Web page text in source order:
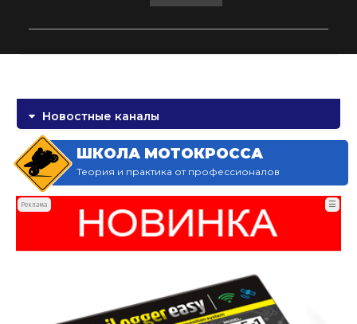
Новостные каналы
ШКОЛА МОТОКРОССА
Теория и практика от профессионалов
Реклама ☰